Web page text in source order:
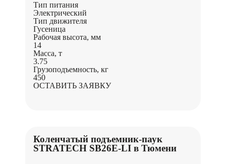
Тип питания
Электрический
Тип движителя
Гусеница
Рабочая высота, мм
14
Масса, т
3.75
Грузоподъемность, кг
450
ОСТАВИТЬ ЗАЯВКУ
Коленчатый подъемник-паук
STRATECH SB26E-LI в Тюмени